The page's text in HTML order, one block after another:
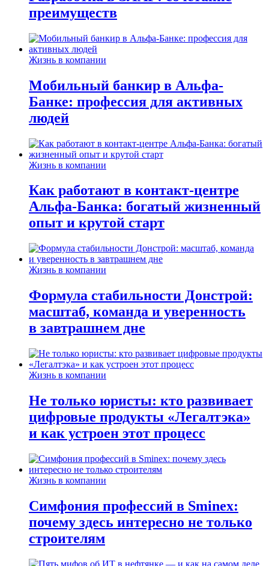
преимуществ
Жизнь в компании
Мобильный банкир в Альфа-
Банке: профессия для активных
людей
Жизнь в компании
Как работают в контакт-центре
Альфа-Банка: богатый жизненный
опыт и крутой старт
Жизнь в компании
Формула стабильности Донстрой:
масштаб, команда и уверенность
в завтрашнем дне
Жизнь в компании
Не только юристы: кто развивает
цифровые продукты «Легалтэка»
и как устроен этот процесс
Жизнь в компании
Симфония профессий в Sminex:
почему здесь интересно не только
строителям